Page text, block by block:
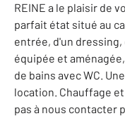
REINE a le plaisir de
parfait état situé au
entrée, d'un
équipée et
de bains avec WC.
location. Chauffage
pas à nous contacter